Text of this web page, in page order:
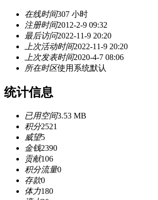
在线时间307 小时
注册时间2012-2-9 09:32
最后访问2022-11-9 20:20
上次活动时间2022-11-9 20:20
上次发表时间2020-4-7 08:06
所在时区使用系统默认
统计信息
已用空间3.53 MB
积分2521
威望5
金钱2390
贡献106
积分流量0
存款0
体力180